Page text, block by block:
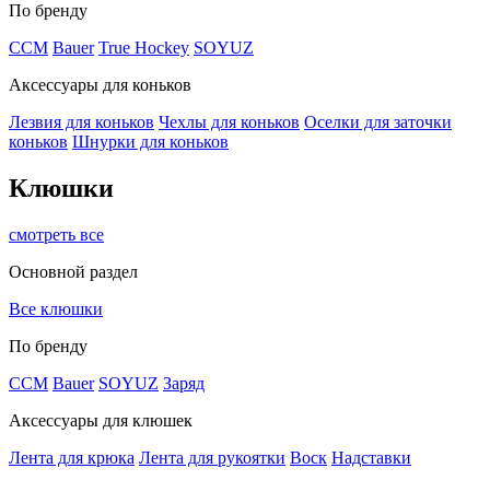
По бренду
ССМ Bauer True Hockey SOYUZ
Аксессуары для коньков
Лезвия для коньков Чехлы для коньков Оселки для заточки
коньков Шнурки для коньков
Клюшки
смотреть все
Основной раздел
Все клюшки
По бренду
CCM Bauer SOYUZ Заряд
Аксессуары для клюшек
Лента для крюка Лента для рукоятки Воск Надставки